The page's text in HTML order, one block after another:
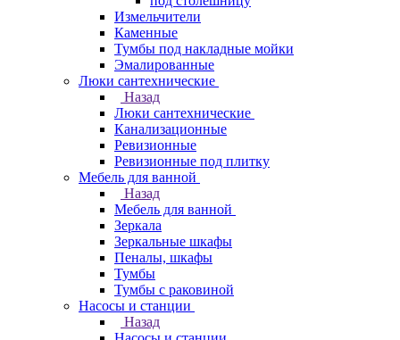
Измельчители
Каменные
Тумбы под накладные мойки
Эмалированные
Люки сантехнические
Назад
Люки сантехнические
Канализационные
Ревизионные
Ревизионные под плитку
Мебель для ванной
Назад
Мебель для ванной
Зеркала
Зеркальные шкафы
Пеналы, шкафы
Тумбы
Тумбы с раковиной
Насосы и станции
Назад